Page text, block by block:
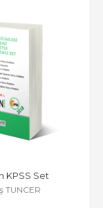
KPSS Set
TUNCER